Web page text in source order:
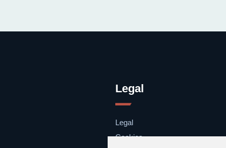
Legal
Legal
Cookies